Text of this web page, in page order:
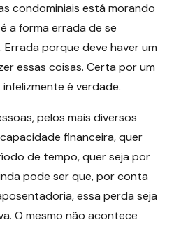
condominiais está morando
a forma errada de se
porque deve haver um
essas coisas. Certa por um
é verdade.
pelos mais diversos
financeira, quer
de tempo, quer seja por
pode ser que, por conta
essa perda seja
O mesmo não acontece